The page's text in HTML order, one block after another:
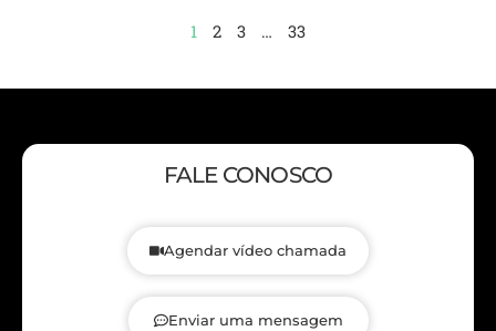
1 2 3 … 33
FALE CONOSCO
Agendar vídeo chamada
Enviar uma mensagem